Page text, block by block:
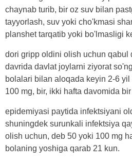
chaynab turib, bir oz suv bilan
tayyorlash, suv yoki cho'kmasi
planshet tarqatib yoki bo'lmasligi
dori gripp oldini olish uchun qabul
davrida davlat joylarni ziyorat
bolalari bilan aloqada keyin 2-6
100 mg, bir, ikki hafta davomida
epidemiyasi paytida infektsiyani
shuningdek surunkali infektsiya
olish uchun, deb 50 yoki 100 mg
bolaning yoshiga qarab 21 kun.